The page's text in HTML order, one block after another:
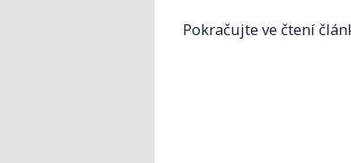
Pokračujte ve čtení